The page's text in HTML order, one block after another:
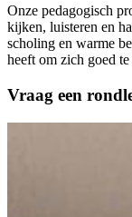
Onze pedagogisch
kijken, luisteren en
scholing en warme
heeft om zich goed
Vraag een